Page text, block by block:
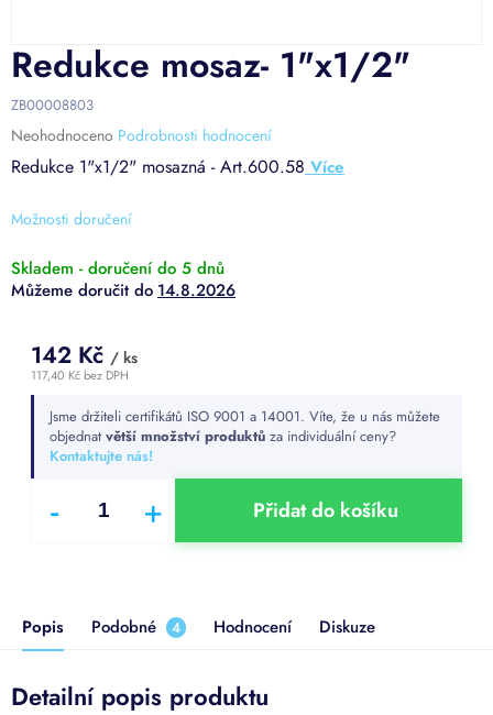
Možnosti doručení
Redukce 1"x1/2" mosazná - Art.600.58
Redukce mosaz- 1"x1/2"
ZB00008803
Průměrné
hodnocení
produktu
0,0
5
hvězdiček.
Neohodnoceno Podrobnosti hodnocení
Skladem - doručení do 5 dnů
14.8.2026
142 Kč / ks
117,40 Kč bez DPH
cena:Jsme držiteli certifikátů ISO 9001 a 14001. Víte, že u nás můžete
objednat větší množství produktů za individuální ceny?
Kontaktujte nás!
Přidat do košíku
Popis Podobné 4 Hodnocení Diskuze
Detailní popis produktu